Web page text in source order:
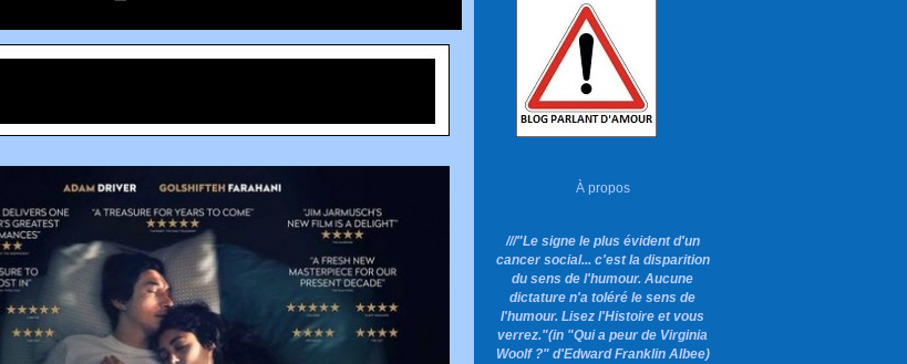
À propos
///"Le signe le plus évident d'un
cancer social... c'est la disparition
du sens de l'humour. Aucune
dictature n'a toléré le sens de
l'humour. Lisez l'Histoire et vous
verrez."(in "Qui a peur de Virginia
Woolf ?"d'Edward Franklin Albee)